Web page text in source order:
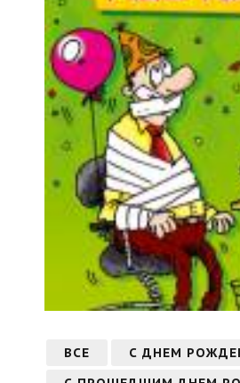
ВСЕ С ДНЕМ